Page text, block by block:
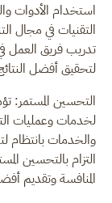
استخدام الأدوات
التقنيات في مجال
تدريب فريق العمل
لتحقيق أفضل
التحسين المستمر:
لخدمات وعمليات
والخدمات بانتظام
التزام بالتحسين
المنافسة وتقديم